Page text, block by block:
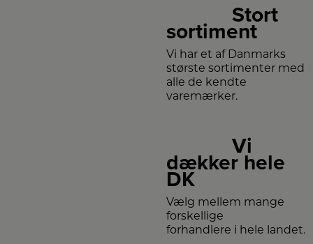
Stort
sortiment
Vi har et af Danmarks
største sortimenter med
alle de kendte
varemærker.
Vi
dækker hele
DK
Vælg mellem mange
forskellige
forhandlere i hele landet.